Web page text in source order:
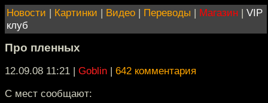
Новости | Картинки | Видео | Переводы | Магазин | VIP
клуб
Про пленных
12.09.08 11:21 | Goblin | 642 комментария
С мест сообщают: